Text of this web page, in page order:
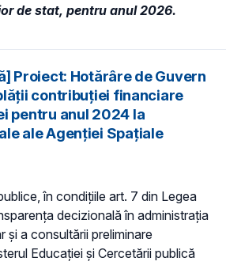
de stat, pentru anul 2026.
Proiect: Hotărâre de Guvern
contribuției financiare
pentru anul 2024 la
ale Agenției Spațiale
în condiţiile art. 7 din Legea
decizională în administraţia
și a consultării preliminare
Educaţiei și Cercetării publică